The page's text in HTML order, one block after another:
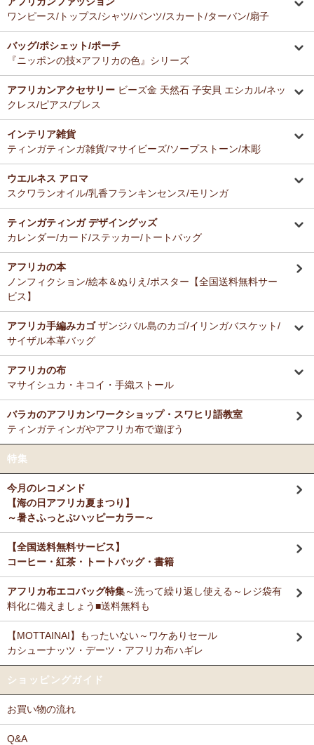
ーナー新入荷！
12/16：ガウチョパンツ～キテンゲ◇ハイクオリティ◇で仕立てた
新作登場！～楽ちんクロップド丈～
12/16：キテンゲ 本革ショルダーミニバッグ 3WAY 斜掛けOK～
キテンゲ◇ハイクオリティ◇で仕立てた新作登場！『ニッポンの
技×アフリカの色』
12/4：ティンガティンガ・アート～Mサイズの作品 新入荷！作家
名ごとに2つのカテゴリーでご紹介します
→ 作家名 A―L
→ 作家名 M―Z
12/4：ティンガティンガ・アート～チャリンダの作品コーナー
入荷！
私たちバラカは、チャリンダが遺してくださった作品を、これか
らも大切に紹介してまいります。
ナー新入荷！
12/3：巻くポーチ 〈2サイズ展開〉～ガラスとんぼ玉付き 新入
荷！
12/3：ティンガティンガ・アート～Sサイズの作品 新入荷！作家
名ごとに2つのカテゴリーでご紹介します
→ 作家名 A―L
→ 作家名 M―Z
11/25：ティンガティンガ・アート～Lサイズの作品 新入荷！作家
→ 作家名 A―L
→ 作家名 M―Z
11/25：ティンガティンガ・アート～Sサイズの作品 新入荷！作家
11/21：【新登場】サロペットパンツ～ゆったり2way～
大人上品シルエット
11/20：キテンゲ本革 ころりんトートバッグ～キテンゲ◇ハイク
オリティ◇で仕立てた新作登場！『ニッポンの技×アフリカの色』
ケあり 賞味期限間近セール！
11/18：ティンガティンガ・アート【会員様シークレットセール】
11/17：ティンガティンガ・アート～ロングサイズ（縦長・横長）
の作品新入荷！
11/17：ティンガティンガ・アート～マサイの作品新入荷！
～木彫職人ハンドメイド
とても美味しくて毎日使っています。どのお料理なんにでも合いま
す。
Ａ さまより ティンガティンガ・アートへのご感想
ドゥケさんの画は数年前から気になっていて、今回思いきって購入す
ることにしました。とても楽しみにしております。
バラカの紅茶は香りがよくて大好きです。これからも愛飲させていた
だきます。
Ｓ さまより キテンゲ平ポーチへのご感想
以前プレゼントでいただいた平ポーチ、母子手帳がちょうど入り、毎
日使っています。
今回同じ「中サイズ」を買いましたが、造りがわずかに異なるよう
で、1センチくらい心持ち小くて母子手帳がぎりぎり入りませんでし
でもこちらもカワイイので化粧入れなどに使います。
ミルクティーに合わせる毎朝の紅茶として、味とコストのバランスが
非常に良く、長く家族で愛飲しています。
M さまより キテンゲde洗える立体布マスク～やさしいゴ
ム リバーシブルOKへのご感想
お揃いの柄のフレアスリーブワンピースとペアで使ってます！大のお
気に入り♪
Ｙ さまより キテンゲティアードパンツへのご感想
M さまより キテンゲ ランチクロスへのご感想
たいへん吸水性良いです。大判でハンカチとして便利に使えます。
T さまより キテンゲ フレアスリーブ ロングワンピースへ
のご感想
デザイン、着心地、完璧です！ずっと作って欲しいです。よろしくお
願いします！
Ｎさまより キテンゲ リバーシブルB4トートバッグへのご
感想
以上に頑丈で持ちやすい。
Ｆさまより キテンゲ へのご感想
どのキテンゲも素敵な柄ばかりであれもこれも欲しかったのですが、
ワンピース/トップス/シャツ/パンツ/スカート/ターバン/扇子
バッグ/ポシェット/ポーチ
『ニッポンの技×アフリカの色』シリーズ
アフリカンアクセサリー ビーズ金 天然石 子安貝 エシカル/ネッ
クレス/ピアス/ブレス
インテリア雑貨
ティンガティンガ雑貨/マサイビーズ/ソープストーン/木彫
ウエルネス アロマ
スクワランオイル/乳香フランキンセンス/モリンガ
ティンガティンガ デザイングッズ
カレンダー/カード/ステッカー/トートバッグ
アフリカの本
ノンフィクション/絵本＆ぬりえ/ポスター【全国送料無料サー
ビス】
アフリカ手編みカゴザンジバル島のカゴ/イリンガバスケット/
サイザル本革バッグ
アフリカの布
マサイシュカ・キコイ・手織ストール
バラカのアフリカンワークショップ・スワヒリ語教室
ティンガティンガやアフリカ布で遊ぼう
特集
今月のレコメンド
【海の日アフリカ夏まつり】
～暑さふっとぶハッピーカラー～
【全国送料無料サービス】
コーヒー・紅茶・トートバッグ・書籍
アフリカ布エコバッグ特集～洗って繰り返し使える～レジ袋有
料化に備えましょう■送料無料も
【MOTTAINAI】もったいない～ワケありセール
カシューナッツ・デーツ・アフリカ布ハギレ
ショッピングガイド
お買い物の流れ
Q&A